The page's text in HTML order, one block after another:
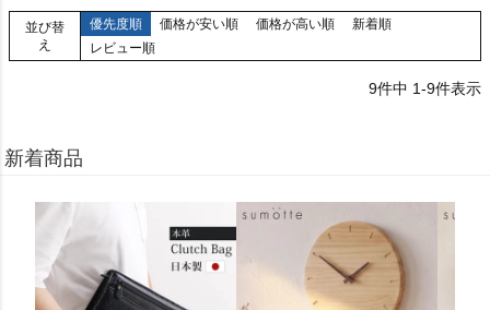
並び替
え
優先度順 価格が安い順 価格が高い順
新着順
レビュー順
9件中 1-9件表示
新着商品